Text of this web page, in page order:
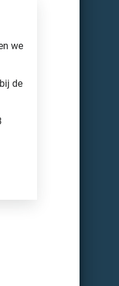
we
de